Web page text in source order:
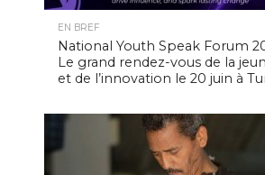
EN BREF
National Youth Speak Forum
Le grand rendez-vous de la
et de l’innovation le 20 juin à